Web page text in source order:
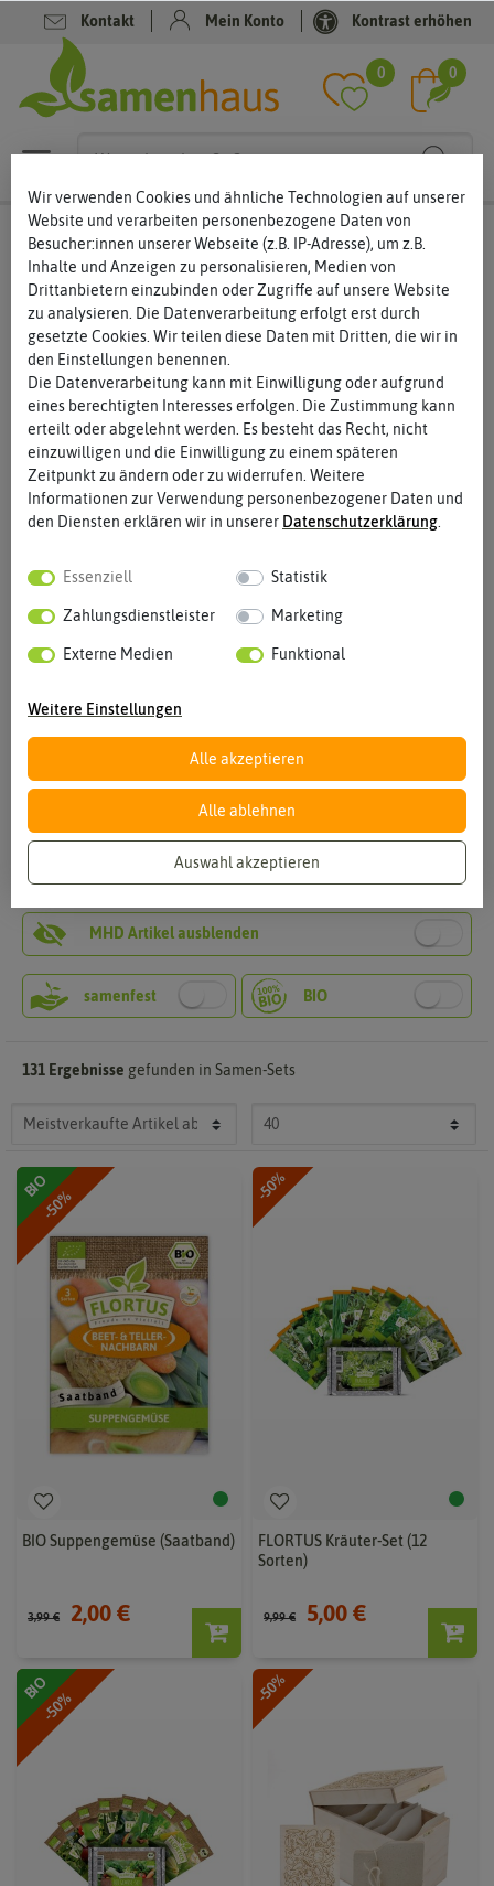
Kontakt Mein Konto Kontrast erhöhen
0 0
Samen-Sets
Samen-Sets – immer eine gute Idee für den Garten
Samen-Sets sind die perfekte Alternative zum Einzelkauf von
Blumen, Kräutern und Gemüse. Der Vorteil: Sie erhalten eine
zusammengestellte Mischung, die exakt auf eine bestimmte
Verwendung abgestimmt ist. Kräuter und Früchte für die Pizza,
Zutaten für den Tee oder eine ganze Salatmischung für Salat-
Liebhaber. Jedes Samen-Set enthält hochwertige Samen für
Garten, Balkon und Terrasse. Sie brauchen nicht lange suchen,
sondern sind mit dem Samen-Set perfekt ausgestattet.
Gemüsesamen Saatgutboxen
Kräutersamen Blumensamen
131 Ergebnisse gefunden in Samen-Sets
-50%
BIO
BIO Suppengemüse (Saatband)
3,99 € 2,00 €
-50%
FLORTUS Kräuter-Set (12
Sorten)
9,99 € 5,00 €
-50%
BIO -50%
Filter
Wir verwenden Cookies und ähnliche Technologien auf unserer
Website und verarbeiten personenbezogene Daten von
Besucher:innen unserer Webseite (z.B. IP-Adresse), um z.B.
Inhalte und Anzeigen zu personalisieren, Medien von
Drittanbietern einzubinden oder Zugriffe auf unsere Website
zu analysieren. Die Datenverarbeitung erfolgt erst durch
gesetzte Cookies. Wir teilen diese Daten mit Dritten, die wir in
den Einstellungen benennen.
Die Datenverarbeitung kann mit Einwilligung oder aufgrund
eines berechtigten Interesses erfolgen. Die Zustimmung kann
erteilt oder abgelehnt werden. Es besteht das Recht, nicht
einzuwilligen und die Einwilligung zu einem späteren
Zeitpunkt zu ändern oder zu widerrufen. Weitere
Informationen zur Verwendung personenbezogener Daten und
den Diensten erklären wir in unserer Daten­schutz­erklärung.
Essenziell Statistik
Zahlungsdienstleister Marketing
Externe Medien Funktional
Weitere Einstellungen
Alle akzeptieren
Alle ablehnen
Auswahl akzeptieren